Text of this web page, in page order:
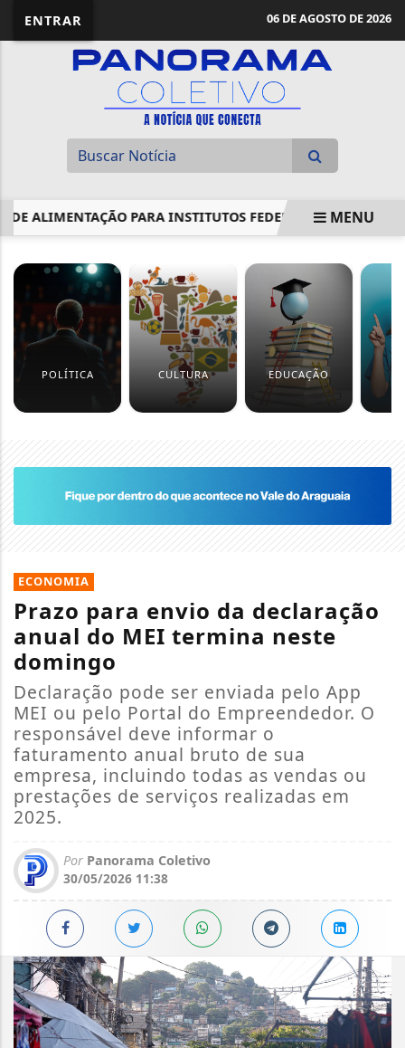
ENTRAR 06 DE AGOSTO DE 2026
PARA INSTITUTOS FEDERAIS MINISTÉRIO
MENU
POLÍTICA CULTURA EDUCAÇÃO
ECONOMIA
Prazo para envio da declaração
anual do MEI termina neste
domingo
Declaração pode ser enviada pelo App
MEI ou pelo Portal do Empreendedor. O
responsável deve informar o
faturamento anual bruto de sua
empresa, incluindo todas as vendas ou
prestações de serviços realizadas em
2025.
Por Panorama Coletivo
30/05/2026 11:38